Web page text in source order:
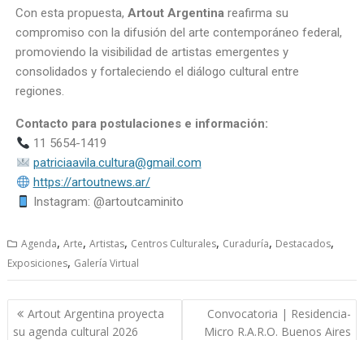
Con esta propuesta,Artout Argentina reafirma su
compromiso con la difusión del arte contemporáneo federal,
promoviendo la visibilidad de artistas emergentes y
consolidados y fortaleciendo el diálogo cultural entre
regiones.
Contacto para postulaciones e información:
11 5654-1419
patriciaavila.cultura@gmail.com
https://artoutnews.ar/
Instagram: @artoutcaminito
Agenda,Arte,Artistas, Centros Culturales, Curaduría, Destacados,
Exposiciones, Galería Virtual
Artout Argentina proyecta
su agenda cultural 2026
Convocatoria | Residencia-
Micro R.A.R.O. Buenos Aires